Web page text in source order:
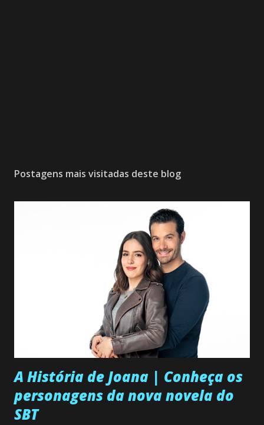
Postagens mais visitadas deste blog
A História de Joana | Conheça os
personagens da nova novela do
SBT